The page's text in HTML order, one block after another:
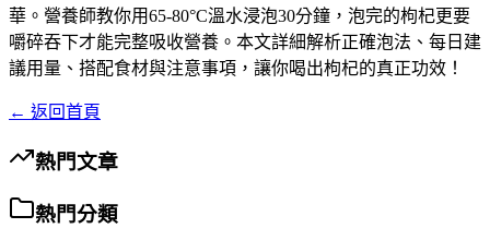
華。營養師教你用65-80°C溫水浸泡30分鐘，泡完的枸杞更要
嚼碎吞下才能完整吸收營養。本文詳細解析正確泡法、每日建
議用量、搭配食材與注意事項，讓你喝出枸杞的真正功效！
← 返回首頁
熱門文章
熱門分類